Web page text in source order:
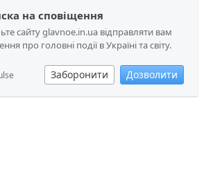
на сповіщення
сайту glavnoe.in.ua відправляти вам
про головні події в Україні та світу.
Заборонити Дозволити